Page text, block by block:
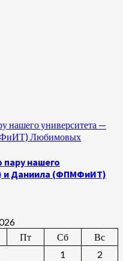
нашего университета —
Любимовых
нашего
и Даниила (ФПМФиИТ)
Пт Сб
Вс
1
2